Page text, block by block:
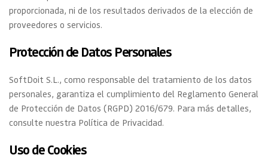
proporcionada, ni de los resultados derivados de la elección de
proveedores o servicios.
Protección de Datos Personales
SoftDoit S.L., como responsable del tratamiento de los datos
personales, garantiza el cumplimiento del Reglamento General
de Protección de Datos (RGPD) 2016/679. Para más detalles,
consulte nuestra Política de Privacidad.
Uso de Cookies